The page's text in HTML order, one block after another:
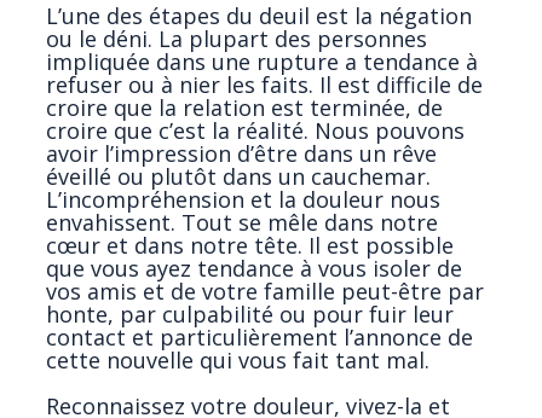
L’une des étapes du deuil est la négation
ou le déni. La plupart des personnes
impliquée dans une rupture a tendance à
refuser ou à nier les faits. Il est difficile de
croire que la relation est terminée, de
croire que c’est la réalité. Nous pouvons
avoir l’impression d’être dans un rêve
éveillé ou plutôt dans un cauchemar.
L’incompréhension et la douleur nous
envahissent. Tout se mêle dans notre
cœur et dans notre tête. Il est possible
que vous ayez tendance à vous isoler de
vos amis et de votre famille peut-être par
honte, par culpabilité ou pour fuir leur
contact et particulièrement l’annonce de
cette nouvelle qui vous fait tant mal.
Reconnaissez votre douleur, vivez-la et